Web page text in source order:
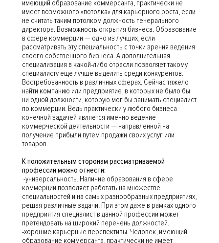
имеющий образование коммерсанта, практически не
имеет возможного «потолка» для карьерного роста, если
не считать таким потолком должность генерального
директора. Возможность открытия бизнеса. Образование
в сфере коммерции — одно из лучших, если
рассматривать эту специальность с точки зрения ведения
своего собственного бизнеса. А дополнительная
специализация в какой-либо отрасли позволяет такому
специалисту еще лучше выделить среди конкурентов.
Востребованность в различных сферах. Сейчас тяжело
найти компанию или предприятие, в которых не было бы
ни одной должности, которую мог бы занимать специалист
по коммерции. Ведь практически у любого бизнеса
конечной задачей является именно ведение
коммерческой деятельности — направленной на
получение прибыли путем продажи своих услуг или
товаров.
К положительным сторонам рассматриваемой
профессии можно отнести:
-универсальность. Наличие образования в сфере
коммерции позволяет работать на множестве
специальностей и на самых разнообразных предприятиях,
решая различные задачи. При этом даже в рамках одного
предприятия специалист в данной профессии может
претендовать на широкий перечень должностей.
-хорошие карьерные перспективы. Человек, имеющий
образование коммерсанта, практически не имеет